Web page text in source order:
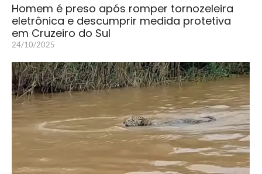
Homem é preso após romper tornozeleira
eletrônica e descumprir medida protetiva
em Cruzeiro do Sul
24/10/2025